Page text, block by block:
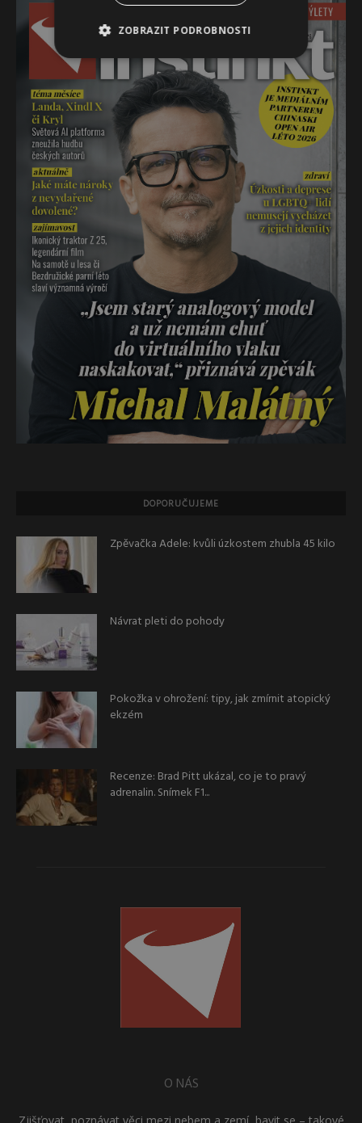
DOPORUČUJEME
Zpěvačka Adele: kvůli úzkostem zhubla 45 kilo
Návrat pleti do pohody
Pokožka v ohrožení: tipy, jak zmírnit atopický
ekzém
Recenze: Brad Pitt ukázal, co je to pravý
adrenalin. Snímek F1...
O NÁS
Zjišťovat, poznávat věci mezi nebem a zemí, bavit se – takové
ZOBRAZIT PODROBNOSTI